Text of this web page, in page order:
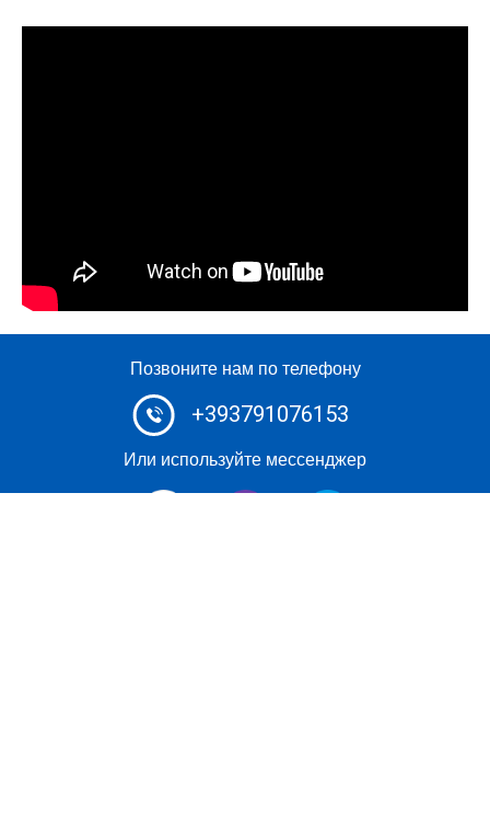
Позвоните нам по телефону
+393791076153
Или используйте мессенджер